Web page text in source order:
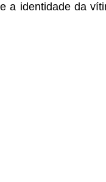
a identidade da